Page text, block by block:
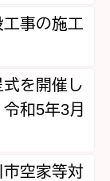
工事の施工
を開催し
和5年3月
市空家等対